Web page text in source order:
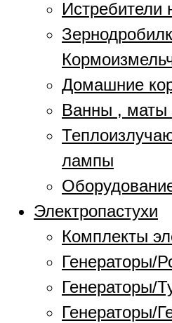
Истребители
Домашние
Ванны , маты
лампы
Электропастухи
Комплекты
Генераторы/
Генераторы/
Генераторы/